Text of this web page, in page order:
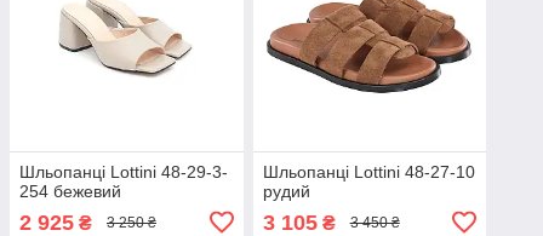
Шльопанці Lottini 48-29-3-
254 бежевий
2 925 ₴ 3 250 ₴
Шльопанці Lottini 48-27-10
рудий
3 105₴ 3 450 ₴